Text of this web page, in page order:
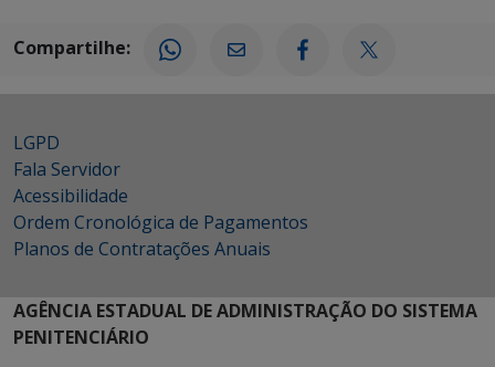
Compartilhe:
LGPD
Fala Servidor
Acessibilidade
Ordem Cronológica de Pagamentos
Planos de Contratações Anuais
AGÊNCIA ESTADUAL DE ADMINISTRAÇÃO DO SISTEMA
PENITENCIÁRIO